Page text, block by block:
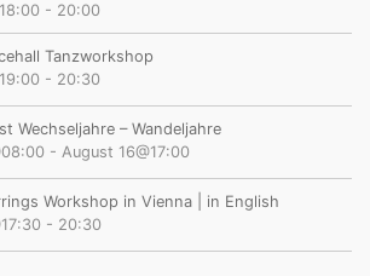
- 20:00
Tanzworkshop
- 20:30
Wechseljahre – Wandeljahre
- August 16@17:00
Workshop in Vienna | in English
- 20:30